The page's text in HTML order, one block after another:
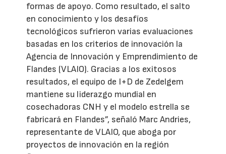
formas de apoyo. Como resultado, el salto
en conocimiento y los desafíos
tecnológicos sufrieron varias evaluaciones
basadas en los criterios de innovación la
Agencia de Innovación y Emprendimiento de
Flandes (VLAIO). Gracias a los exitosos
resultados, el equipo de I+D de Zedelgem
mantiene su liderazgo mundial en
cosechadoras CNH y el modelo estrella se
fabricará en Flandes”, señaló Marc Andries,
representante de VLAIO, que aboga por
proyectos de innovación en la región